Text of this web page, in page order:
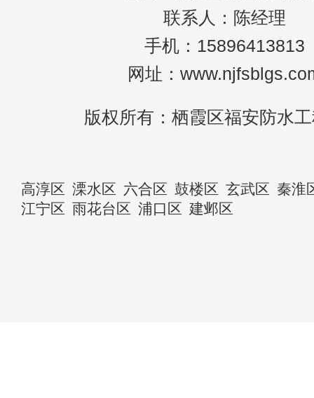
联系人：陈经理
手机：15896413813
网址：
版权所有：栖霞区福安防水
高淳区 溧水区 六合区 鼓楼区 玄武区 秦淮
江宁区 雨花台区 浦口区 建邺区